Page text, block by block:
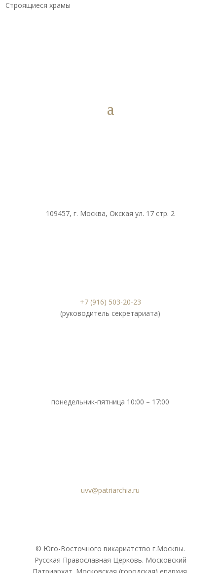
Строящиеся храмы
109457, г. Москва, Окская ул. 17 стр. 2
+7 (916) 503-20-23
(руководитель секретариата)
понедельник-пятница 10:00 – 17:00
uvv@patriarchia.ru
© Юго-Восточного викариатствo г.Москвы.
Русская Православная Церковь. Московский